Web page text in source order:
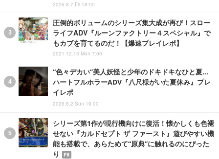
2026.8.7 Fri 18:00
圧倒的ボリュームのシリーズ集大成が再び！スロー
ライフADV『ルーンファクトリー４スペシャル』で
もカブを育てるのだ！【爆速プレイレポ】
2021.12.13 Mon 7:00
“色々デカい”美人妖怪と少年のドキドキなひと夏…
ハートフルホラーADV『八尺様がいた夏休み』プレ
イレポ
2026.8.2 Sun 19:00
シリーズ第1作が現行機向けに復活！懐かしくも色褪
せない『カルドセプト ザ ファースト』遊びやすい機
能も搭載で、あらためて“原典”に触れるのにぴった
り
PR